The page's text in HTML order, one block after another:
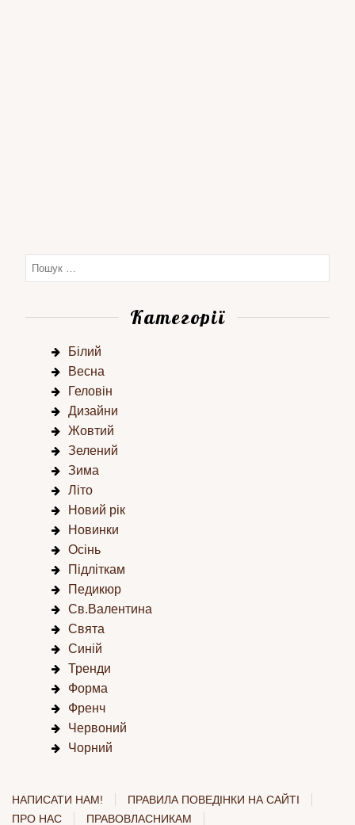
Категорії
Білий
Весна
Геловін
Дизайни
Жовтий
Зелений
Зима
Літо
Новий рік
Новинки
Осінь
Підліткам
Педикюр
Св.Валентина
Свята
Синій
Тренди
Форма
Френч
Червоний
Чорний
НАПИСАТИ НАМ!
ПРАВИЛА ПОВЕДІНКИ НА САЙТІ
ПРО НАС
ПРАВОВЛАСНИКАМ